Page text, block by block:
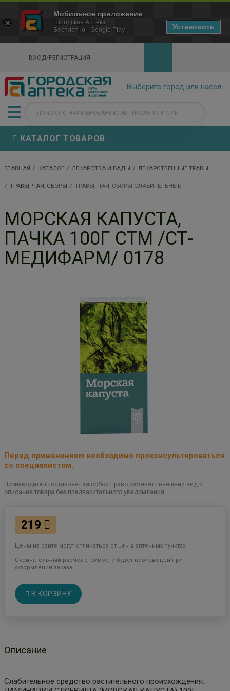
ВХОД/РЕГИСТРАЦИЯ
КАТАЛОГ ТОВАРОВ
ГЛАВНАЯ КАТАЛОГ ЛЕКАРСТВА И БАДЫ ЛЕКАРСТВЕННЫЕ ТРАВЫ
ТРАВЫ, ЧАИ, СБОРЫ ТРАВЫ, ЧАИ, СБОРЫ СЛАБИТЕЛЬНЫЕ
МОРСКАЯ КАПУСТА,
ПАЧКА 100Г СТМ /СТ-
МЕДИФАРМ/ 0178
Перед применением необходимо проконсультироваться
со специалистом.
Производитель оставляет за собой право изменять внешний вид и
описание товара без предварительного уведомления.
219
Цены на сайте могут отличаться от цен в аптечных пунктах.
Окончательный расчет стоимости будет произведен при
оформлении заказа.
В КОРЗИНУ
Описание
Слабительное средство растительного происхождения.
×
Городская Аптека Маркетплейс
- In Google Play
Мобильное приложение
Городская Аптека
Бесплатно - Google Play
Установить